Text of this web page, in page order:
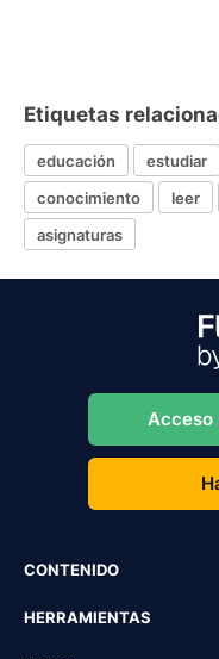
Etiquetas
educación estudiar
conocimiento
leer
asignaturas
Acceso
CONTENIDO
HERRAMIENTAS